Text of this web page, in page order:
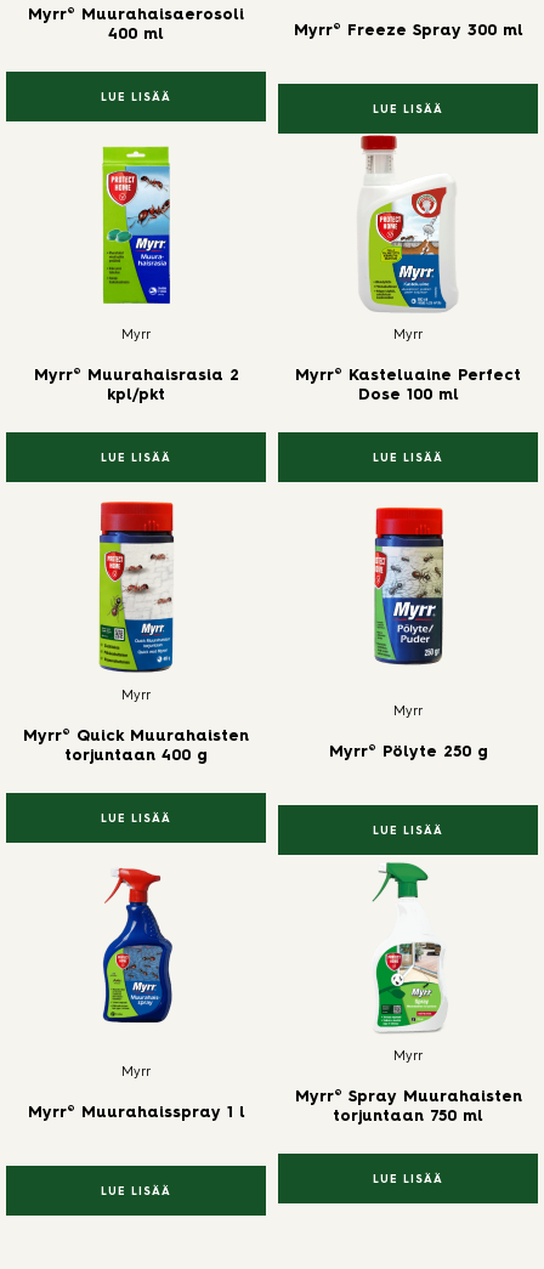
Myrr® Muurahaisaerosoli
400 ml
LUE LISÄÄ
Myrr® Freeze Spray 300 ml
LUE LISÄÄ
Myrr
Myrr® Muurahaisrasia 2
kpl/pkt
LUE LISÄÄ
Myrr
Myrr® Kasteluaine Perfect
Dose 100 ml
LUE LISÄÄ
Myrr
Myrr® Quick Muurahaisten
torjuntaan 400 g
LUE LISÄÄ
Myrr
Myrr® Pölyte 250 g
LUE LISÄÄ
Myrr
Myrr® Muurahaisspray 1 l
LUE LISÄÄ
Myrr
Myrr® Spray Muurahaisten
torjuntaan 750 ml
LUE LISÄÄ